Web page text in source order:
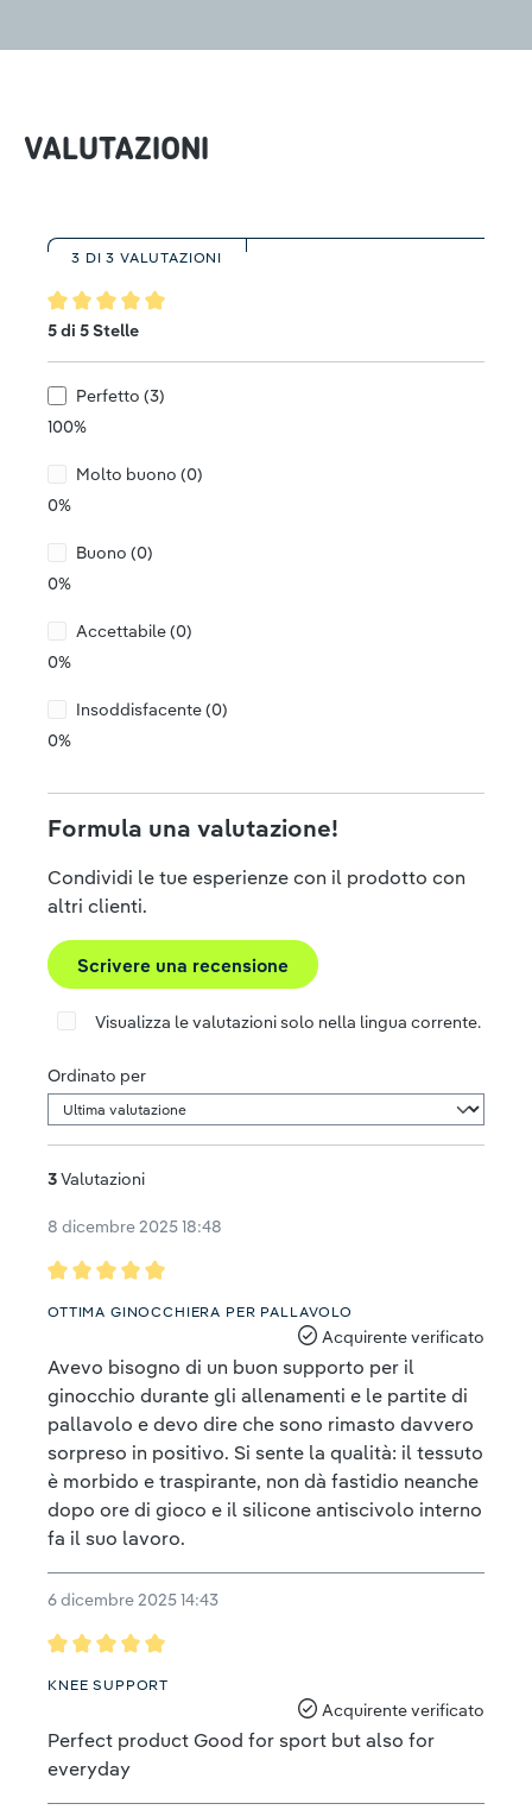
VALUTAZIONI
3 DI 3 VALUTAZIONI
Valutazione media di 5 su 5 stelle
5 di 5 Stelle
Perfetto (3)
100%
Molto buono (0)
0%
Buono (0)
0%
Accettabile (0)
0%
Insoddisfacente (0)
0%
Formula una valutazione!
Condividi le tue esperienze con il prodotto con
altri clienti.
Scrivere una recensione
Visualizza le valutazioni solo nella lingua corrente.
Ordinato per
3Valutazioni
8 dicembre 2025 18:48
OTTIMA GINOCCHIERA PER PALLAVOLO
Acquirente verificato
Avevo bisogno di un buon supporto per il
ginocchio durante gli allenamenti e le partite di
pallavolo e devo dire che sono rimasto davvero
sorpreso in positivo. Si sente la qualità: il tessuto
è morbido e traspirante, non dà fastidio neanche
dopo ore di gioco e il silicone antiscivolo interno
fa il suo lavoro.
6 dicembre 2025 14:43
KNEE SUPPORT
Acquirente verificato
Perfect product Good for sport but also for
everyday